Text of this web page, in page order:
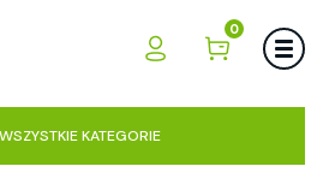
0
KATEGORIE